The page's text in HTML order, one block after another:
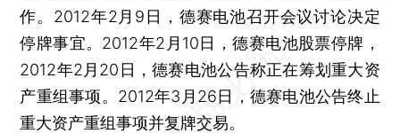
作。2012年2月9日，德赛电池召开会议讨论决定
停牌事宜。2012年2月10日，德赛电池股票停牌，
2012年2月20日，德赛电池公告称正在筹划重大资
产重组事项。2012年3月26日，德赛电池公告终止
重大资产重组事项并复牌交易。